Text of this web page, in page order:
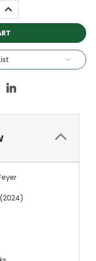
INCREASE
QUANTITY: